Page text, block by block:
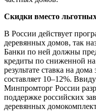
Скидки вместо
В России действует
деревянных домов, так
Банки по ней должны
кредиты по сниженной
результате ставка на
составляет 10–12%.
Минпромторг России
поддержке российских
деревянных